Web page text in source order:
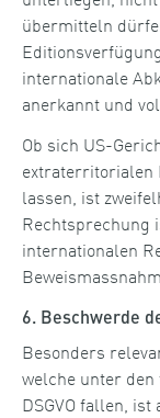
übermitteln
internationale
anerkannt und
Ob sich US-
extraterritorialen
lassen, ist
Rechtsprechung
internationalen
6. Beschwerde
Besonders
welche unter
DSGVO fallen, ist